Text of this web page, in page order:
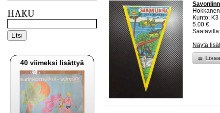
HAKU
40 viimeksi lisättyä
Kunto:
5.00 €
Näytä